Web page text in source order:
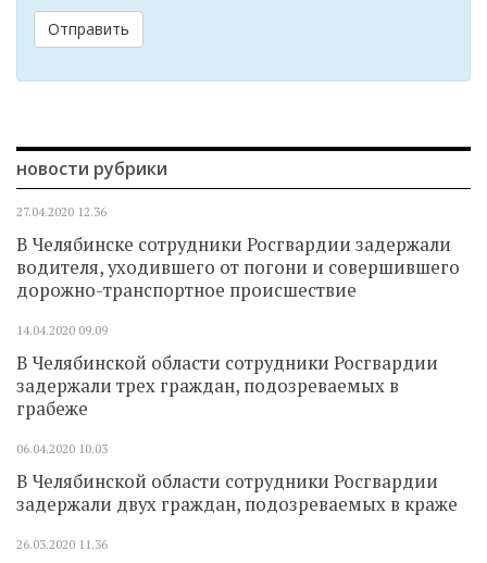
Отправить
новости рубрики
27.04.2020 12.36
В Челябинске сотрудники Росгвардии задержали
водителя, уходившего от погони и совершившего
дорожно-транспортное происшествие
14.04.2020 09.09
В Челябинской области сотрудники Росгвардии
задержали трех граждан, подозреваемых в
грабеже
06.04.2020 10.03
В Челябинской области сотрудники Росгвардии
задержали двух граждан, подозреваемых в краже
26.03.2020 11.36